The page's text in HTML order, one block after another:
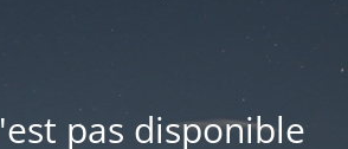
pas disponible